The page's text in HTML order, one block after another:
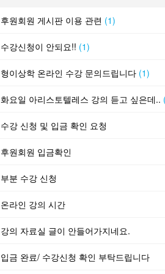
후원회원 게시판 이용 관련 (1)
수강신청이 안되요!! (1)
형이상학 온라인 수강 문의드립니다 (1)
화요일 아리스토텔레스 강의 듣고 싶은데..
수강 신청 및 입금 확인 요청
후원회원 입금확인
부분 수강 신청
온라인 강의 시간
강의 자료실 글이 안들어가지네요.
입금 완료/ 수강신청 확인 부탁드립니다